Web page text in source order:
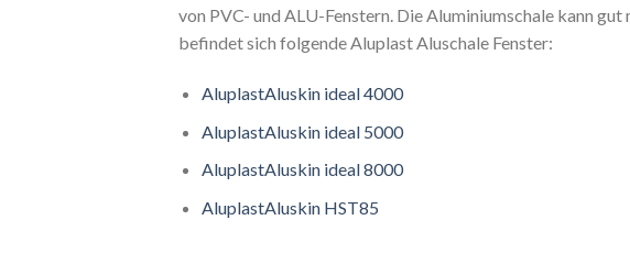
von PVC- und ALU-Fenstern. Die Aluminiumschale kann
befindet sich folgende Aluplast Aluschale Fenster:
AluplastAluskin ideal 4000
AluplastAluskin ideal 5000
AluplastAluskin ideal 8000
AluplastAluskin HST85